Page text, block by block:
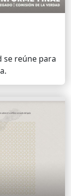
se reúne para